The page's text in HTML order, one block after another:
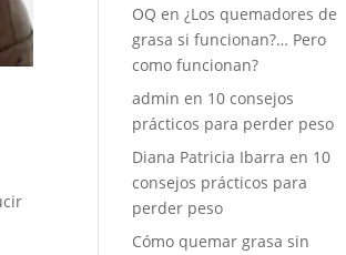
OQ en¿Los quemadores de
grasa si funcionan?… Pero
como funcionan?
admin en 10 consejos
prácticos para perder peso
Diana Patricia Ibarra en 10
consejos prácticos para
perder peso
Cómo quemar grasa sin